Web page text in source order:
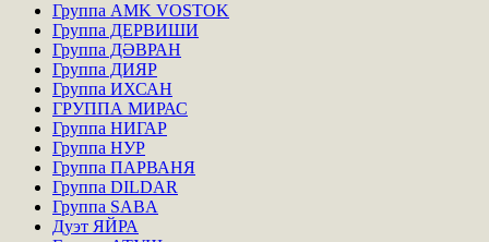
Группа AMK VOSTOK
Группа ДЕРВИШИ
Группа ДӘВРАН
Группа ДИЯР
Группа ИХСАН
ГРУППА МИРАС
Группа НИГАР
Группа НУР
Группа ПАРВАНЯ
Группа DILDAR
Группа SABA
Дуэт ЯЙРА